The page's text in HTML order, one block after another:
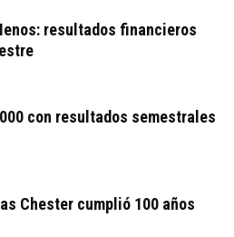
resultados financieros
con resultados semestrales
Chester cumplió 100 años